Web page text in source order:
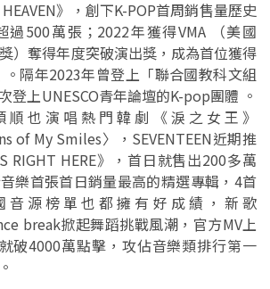
HEAVEN》，創下K-POP首周銷售量歷史
500萬張；2022年獲得VMA （美國
）奪得年度突破演出獎，成為首位獲得
隔年2023年曾登上「聯合國教科文組
登上UNESCO青年論壇的K-pop團體 。
順也演唱熱門韓劇《淚之女王》
of My Smiles〉，SEVENTEEN近期推
RIGHT HERE》，首日就售出200多萬
樂首張首日銷量最高的精選專輯，4首
音源榜單也都擁有好成績，新歌
break掀起舞蹈挑戰風潮，官方MV上
破4000萬點擊，攻佔音樂類排行第一